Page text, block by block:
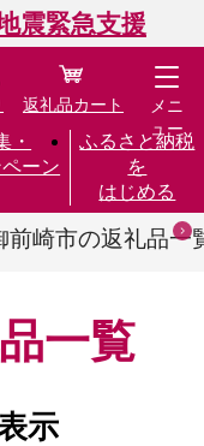
震緊急支援
・
ーン
ふるさと納税
を
はじめる
返礼品カート
メニ
ュー
前崎市の返礼品一
一覧
示